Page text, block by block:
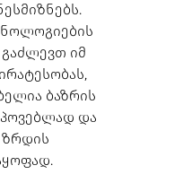
იმ
ბაზრის
და